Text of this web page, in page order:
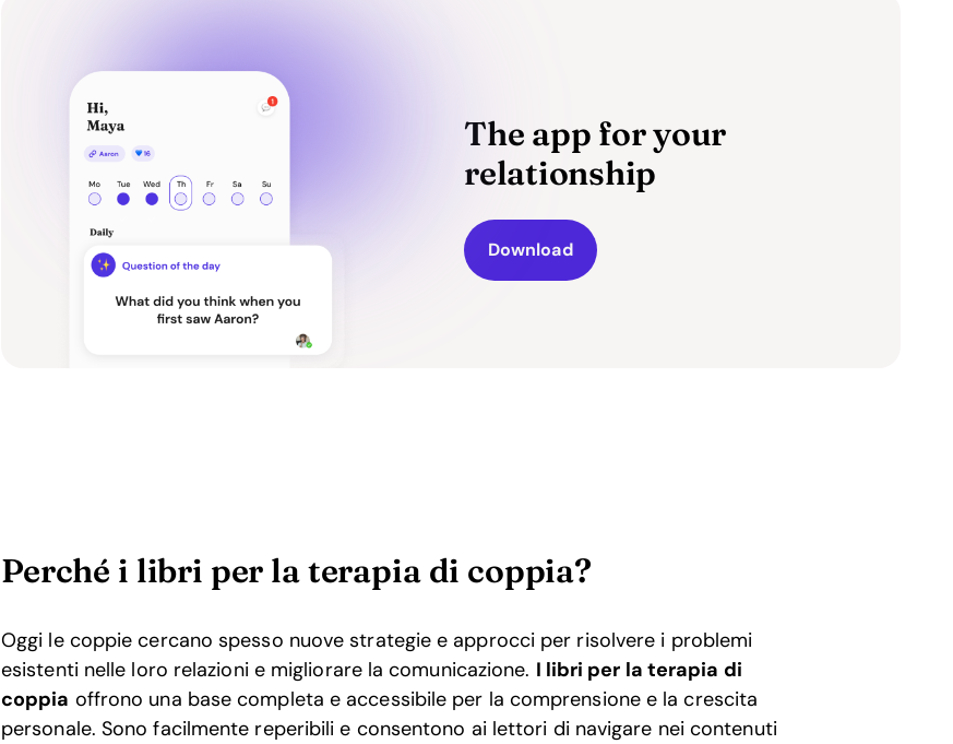
The app for your
relationship
Download
Perché i libri per la terapia di coppia?
Oggi le coppie cercano spesso nuove strategie e approcci per risolvere i problemi
esistenti nelle loro relazioni e migliorare la comunicazione. I libri per la terapia di
coppia offrono una base completa e accessibile per la comprensione e la crescita
personale. Sono facilmente reperibili e consentono ai lettori di navigare nei contenuti